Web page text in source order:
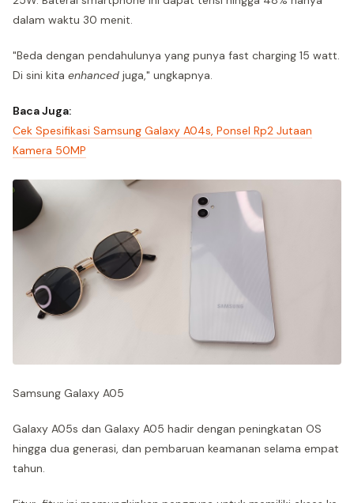
dalam waktu 30 menit.
"Beda dengan pendahulunya yang punya fast charging 15 watt.
Di sini kita enhanced juga," ungkapnya.
Baca Juga:
Cek Spesifikasi Samsung Galaxy A04s, Ponsel Rp2 Jutaan
Kamera 50MP
Samsung Galaxy A05
Galaxy A05s dan Galaxy A05 hadir dengan peningkatan OS
hingga dua generasi, dan pembaruan keamanan selama empat
tahun.